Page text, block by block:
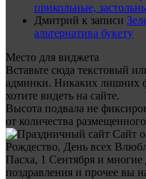
прикольные,
Дмитрий к записи
альтернатива букету
Место для виджета
Вставьте сюда текстовый
админки. Никаких лишних
хотите видеть на сайте.
Высота подвала не
от количества
Сайт
Рождество, День всех
Пасха, 1 Сентября и
поздравления и прочее вы